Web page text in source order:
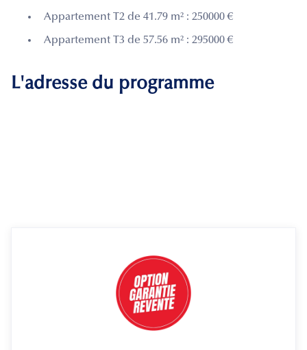
Appartement T2 de 41.79 m² : 250000 €
Appartement T3 de 57.56 m² : 295000 €
L'adresse du programme